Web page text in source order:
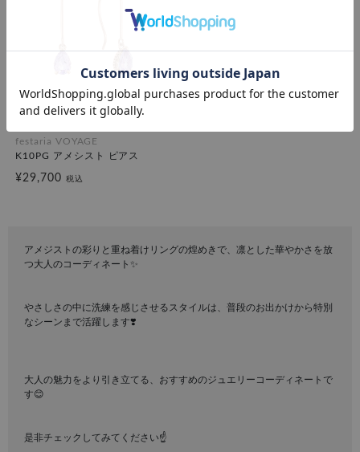
festaria VOYAGE
K10PG アメシスト ピアス
¥29,700 税込
アメジストの彩りと重ね着けリングの煌めきで、凛とした華やかさを放
つ大人のコーディネート✨
やさしさの中に洗練を感じさせるスタイルは、普段のお出かけから特別
なシーンまで活躍します❣️
大人の魅力をより引き立てる、おすすめのジュエリーコーディネートで
す😊
是非チェックしてみてください☝️